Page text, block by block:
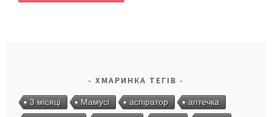
ХМАРИНКА ТЕГІВ
3 місяці Мамусі аспіратор
аптечка